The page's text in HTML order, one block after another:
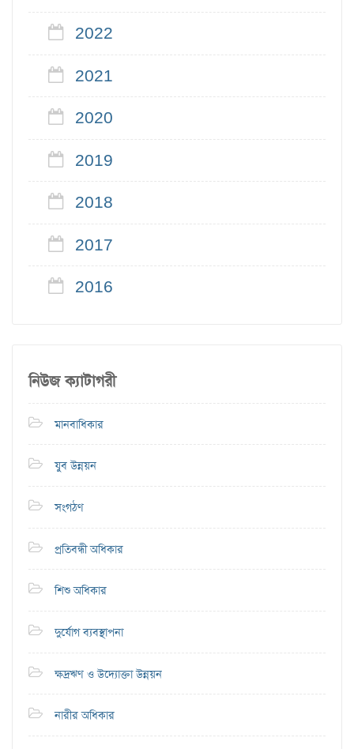
2022
2021
2020
2019
2018
2017
2016
নিউজ ক্যাটাগরী
মানবাধিকার
যুব উন্নয়ন
সংগঠণ
প্রতিবন্ধী অধিকার
শিশু অধিকার
দুর্যোগ ব্যবস্থাপনা
ক্ষদ্রঋণ ও উদ্যোক্তা উন্নয়ন
নারীর অধিকার